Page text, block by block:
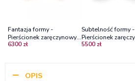
Fantazja formy -
Pierścionek zaręczynowy z
żółtego złota, szmaragd,
6300 zł
Subtelność formy -
Pierścionek
Diamond Sky, białe
5500 zł
OPIS